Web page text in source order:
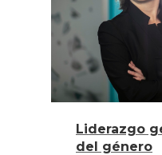
Liderazgo
del género